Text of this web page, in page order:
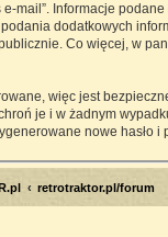
mail”. Informacje
dodatkowych
Co więcej, w
więc jest
je i w żadnym
nowe hasło
retrotraktor.pl/forum